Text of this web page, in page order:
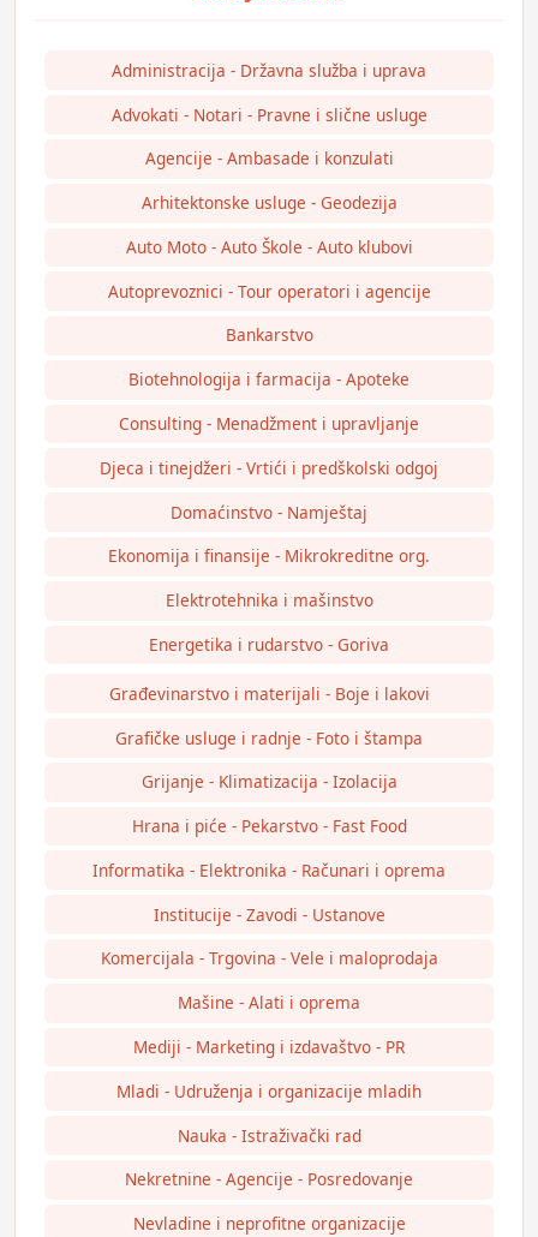
Administracija - Državna služba i uprava
Advokati - Notari - Pravne i slične usluge
Agencije - Ambasade i konzulati
Arhitektonske usluge - Geodezija
Auto Moto - Auto Škole - Auto klubovi
Autoprevoznici - Tour operatori i agencije
Bankarstvo
Biotehnologija i farmacija - Apoteke
Consulting - Menadžment i upravljanje
Djeca i tinejdžeri - Vrtići i predškolski odgoj
Domaćinstvo - Namještaj
Ekonomija i finansije - Mikrokreditne org.
Elektrotehnika i mašinstvo
Energetika i rudarstvo - Goriva
Građevinarstvo i materijali - Boje i lakovi
Grafičke usluge i radnje - Foto i štampa
Grijanje - Klimatizacija - Izolacija
Hrana i piće - Pekarstvo - Fast Food
Informatika - Elektronika - Računari i oprema
Institucije - Zavodi - Ustanove
Komercijala - Trgovina - Vele i maloprodaja
Mašine - Alati i oprema
Mediji - Marketing i izdavaštvo - PR
Mladi - Udruženja i organizacije mladih
Nauka - Istraživački rad
Nekretnine - Agencije - Posredovanje
Nevladine i neprofitne organizacije